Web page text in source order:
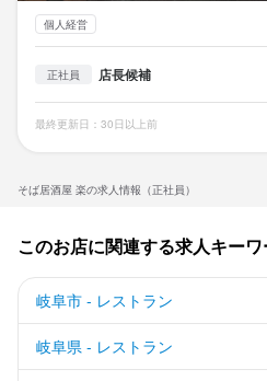
そば居酒屋 楽の求人情報（正社員）
個人経営
正社員 店長候補
最終更新日：30日以上前
このお店に関連する求人キーワ
岐阜市 - レストラン
岐阜県 - レストラン